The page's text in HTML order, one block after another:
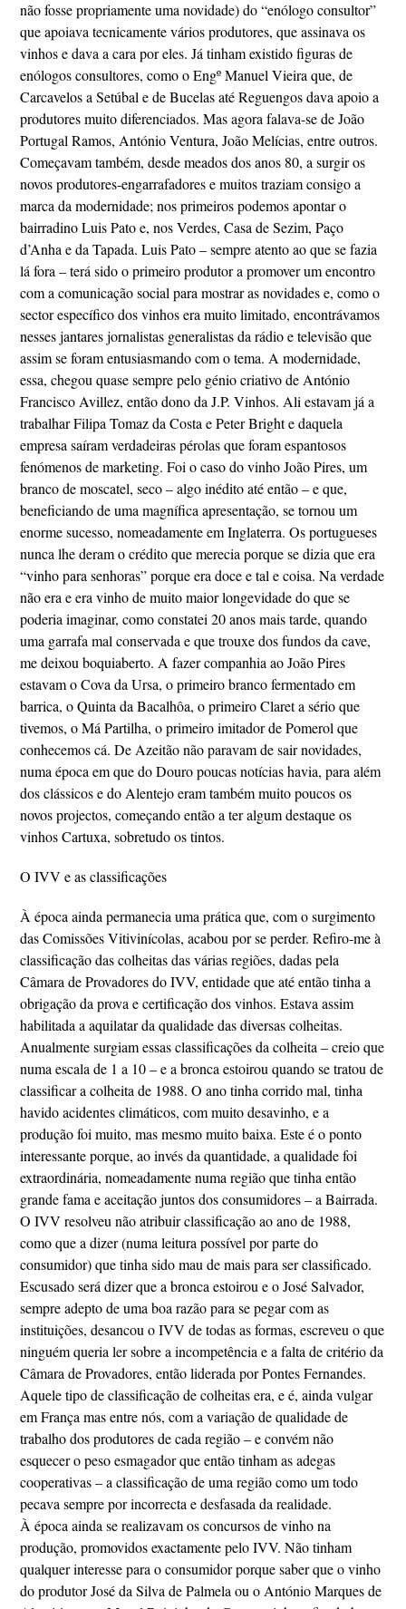
não fosse propriamente uma novidade) do “enólogo consultor”
que apoiava tecnicamente vários produtores, que assinava os
vinhos e dava a cara por eles. Já tinham existido figuras de
enólogos consultores, como o Engº Manuel Vieira que, de
Carcavelos a Setúbal e de Bucelas até Reguengos dava apoio a
produtores muito diferenciados. Mas agora falava-se de João
Portugal Ramos, António Ventura, João Melícias, entre outros.
Começavam também, desde meados dos anos 80, a surgir os
novos produtores-engarrafadores e muitos traziam consigo a
marca da modernidade; nos primeiros podemos apontar o
bairradino Luis Pato e, nos Verdes, Casa de Sezim, Paço
d’Anha e da Tapada. Luis Pato – sempre atento ao que se fazia
lá fora – terá sido o primeiro produtor a promover um encontro
com a comunicação social para mostrar as novidades e, como o
sector específico dos vinhos era muito limitado, encontrávamos
nesses jantares jornalistas generalistas da rádio e televisão que
assim se foram entusiasmando com o tema. A modernidade,
essa, chegou quase sempre pelo génio criativo de António
Francisco Avillez, então dono da J.P. Vinhos. Ali estavam já a
trabalhar Filipa Tomaz da Costa e Peter Bright e daquela
empresa saíram verdadeiras pérolas que foram espantosos
fenómenos de marketing. Foi o caso do vinho João Pires, um
branco de moscatel, seco – algo inédito até então – e que,
beneficiando de uma magnífica apresentação, se tornou um
enorme sucesso, nomeadamente em Inglaterra. Os portugueses
nunca lhe deram o crédito que merecia porque se dizia que era
“vinho para senhoras” porque era doce e tal e coisa. Na verdade
não era e era vinho de muito maior longevidade do que se
poderia imaginar, como constatei 20 anos mais tarde, quando
uma garrafa mal conservada e que trouxe dos fundos da cave,
me deixou boquiaberto. A fazer companhia ao João Pires
estavam o Cova da Ursa, o primeiro branco fermentado em
barrica, o Quinta da Bacalhôa, o primeiro Claret a sério que
tivemos, o Má Partilha, o primeiro imitador de Pomerol que
conhecemos cá. De Azeitão não paravam de sair novidades,
numa época em que do Douro poucas notícias havia, para além
dos clássicos e do Alentejo eram também muito poucos os
novos projectos, começando então a ter algum destaque os
vinhos Cartuxa, sobretudo os tintos.
O IVV e as classificações
À época ainda permanecia uma prática que, com o surgimento
das Comissões Vitivinícolas, acabou por se perder. Refiro-me à
classificação das colheitas das várias regiões, dadas pela
Câmara de Provadores do IVV, entidade que até então tinha a
obrigação da prova e certificação dos vinhos. Estava assim
habilitada a aquilatar da qualidade das diversas colheitas.
Anualmente surgiam essas classificações da colheita – creio que
numa escala de 1 a 10 – e a bronca estoirou quando se tratou de
classificar a colheita de 1988. O ano tinha corrido mal, tinha
havido acidentes climáticos, com muito desavinho, e a
produção foi muito, mas mesmo muito baixa. Este é o ponto
interessante porque, ao invés da quantidade, a qualidade foi
extraordinária, nomeadamente numa região que tinha então
grande fama e aceitação juntos dos consumidores – a Bairrada.
O IVV resolveu não atribuir classificação ao ano de 1988,
como que a dizer (numa leitura possível por parte do
consumidor) que tinha sido mau de mais para ser classificado.
Escusado será dizer que a bronca estoirou e o José Salvador,
sempre adepto de uma boa razão para se pegar com as
instituições, desancou o IVV de todas as formas, escreveu o que
ninguém queria ler sobre a incompetência e a falta de critério da
Câmara de Provadores, então liderada por Pontes Fernandes.
Aquele tipo de classificação de colheitas era, e é, ainda vulgar
em França mas entre nós, com a variação de qualidade de
trabalho dos produtores de cada região – e convém não
esquecer o peso esmagador que então tinham as adegas
cooperativas – a classificação de uma região como um todo
pecava sempre por incorrecta e desfasada da realidade.
À época ainda se realizavam os concursos de vinho na
produção, promovidos exactamente pelo IVV. Não tinham
qualquer interesse para o consumidor porque saber que o vinho
do produtor José da Silva de Palmela ou o António Marques de